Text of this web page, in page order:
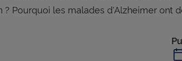
Pourquoi les malades d'Alzheimer ont